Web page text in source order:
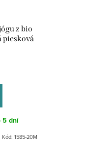
z bio
piesková
5 dní
Kód: 1585-20M